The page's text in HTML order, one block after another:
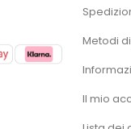
Metodi
Il mio